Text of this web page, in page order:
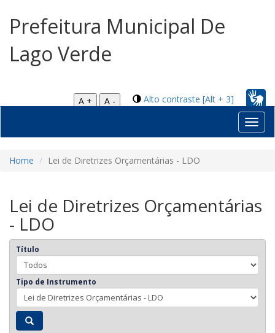
Prefeitura Municipal De
Lago Verde
Alto contraste [Alt + 3]
A +
A -
Home Lei de Diretrizes Orçamentárias - LDO
Lei de Diretrizes Orçamentárias
- LDO
Título
Tipo de Instrumento